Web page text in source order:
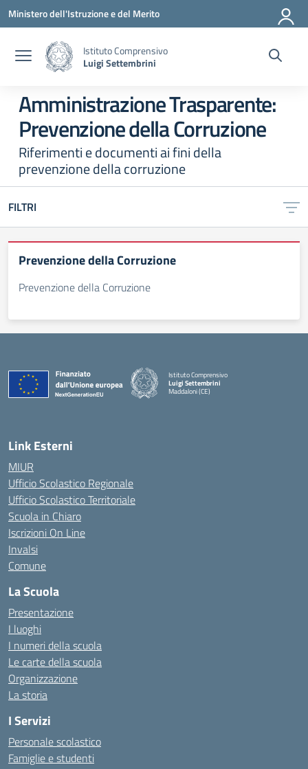
Vai ai contenuti
Vai al menu di navigazione
Vai al footer
Ministero dell'Istruzione e del Merito
Istituto Comprensivo
Luigi Settembrini
Amministrazione Trasparente:
Prevenzione della Corruzione
Riferimenti e documenti ai fini della
prevenzione della corruzione
FILTRI
Prevenzione della Corruzione
Prevenzione della Corruzione
Istituto Comprensivo
Luigi Settembrini
Maddaloni (CE)
Link Esterni
MIUR
Ufficio Scolastico Regionale
Ufficio Scolastico Territoriale
Scuola in Chiaro
Iscrizioni On Line
Invalsi
Comune
La Scuola
Presentazione
I luoghi
I numeri della scuola
Le carte della scuola
Organizzazione
La storia
I Servizi
Personale scolastico
Famiglie e studenti